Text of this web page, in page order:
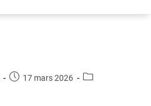
17 mars 2026